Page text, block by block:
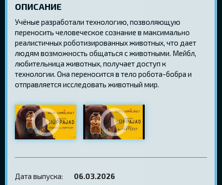
ОПИСАНИЕ
Учёные разработали технологию, позволяющую
переносить человеческое сознание в максимально
реалистичных роботизированных животных, что дает
людям возможность общаться с животными. Мейбл,
любительница животных, получает доступ к
технологии. Она переносится в тело робота-бобра и
отправляется исследовать животный мир.
Дата выпуска:
06.03.2026